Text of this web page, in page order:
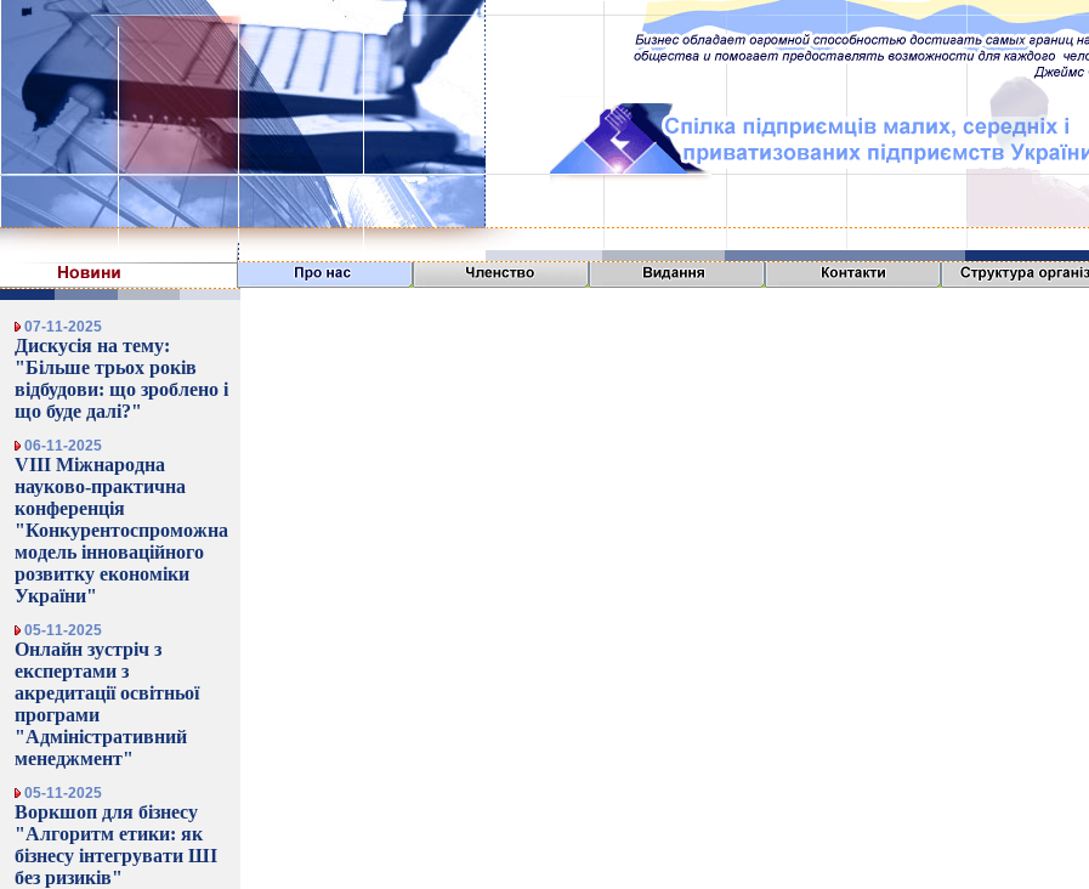
07-11-2025
Дискусія на тему:
"Більше трьох років
відбудови: що зроблено і
що буде далі?"
06-11-2025
VIII Міжнародна
науково-практична
конференція
"Конкурентоспроможна
модель інноваційного
розвитку економіки
України"
05-11-2025
Онлайн зустріч з
експертами з
акредитації освітньої
програми
"Адміністративний
менеджмент"
05-11-2025
Воркшоп для бізнесу
"Алгоритм етики: як
бізнесу інтегрувати ШІ
без ризиків"